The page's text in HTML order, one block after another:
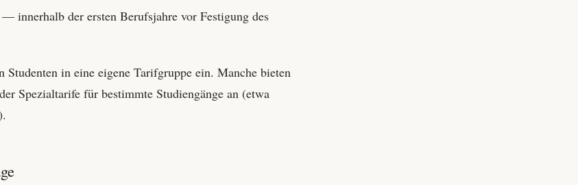
— innerhalb der ersten Berufsjahre vor Festigung des
Studenten in eine eigene Tarif­gruppe ein. Manche bieten
Spezial­tarife für bestimmte Studiengänge an (etwa